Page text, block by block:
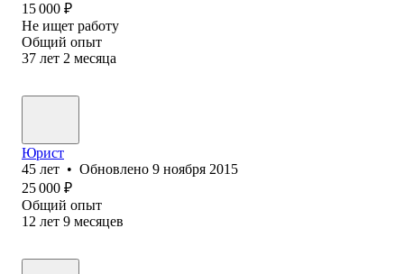
15 000 ₽
Не ищет работу
Общий опыт
37 лет 2 месяца
Юрист
45 лет • Обновлено 9 ноября 2015
25 000 ₽
Общий опыт
12 лет 9 месяцев